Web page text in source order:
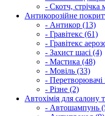
- Скотч, стрічка
Антикорозійне
- Антикор (13)
- Гравітекс (61)
- Гравітекс
- Захист шасі (4)
- Мастика (48)
- Мовіль (33)
- Перетворювачі
- Різне (2)
Автохімія для салону
- Автошампунь